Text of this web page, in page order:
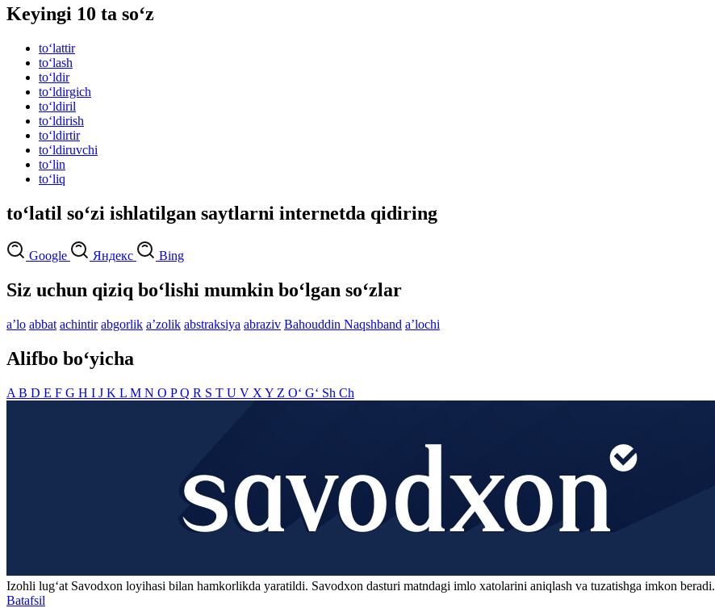
Keyingi 10 ta so‘z
to‘lattir
to‘lash
to‘ldir
to‘ldirgich
to‘ldiril
to‘ldirish
to‘ldirtir
to‘ldiruvchi
to‘lin
to‘liq
to‘latil so‘zi ishlatilgan saytlarni internetda qidiring
Google Яндекс Bing
Siz uchun qiziq bo‘lishi mumkin bo‘lgan so‘zlar
aʼlo abbat achintir abgorlik aʼzolik abstraksiya abraziv Bahouddin Naqshband aʼlochi
Alifbo bo‘yicha
A B D E F G H I J K L M N O PQ R S T U V X Y Z O‘ G‘ Sh Ch
Izohli lugʻat Savodxon loyihasi bilan hamkorlikda yaratildi. Savodxon dasturi matndagi imlo xatolarini aniqlash va tuzatishga imkon beradi.
Batafsil